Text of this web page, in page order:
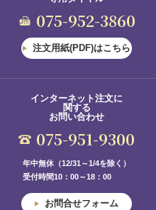
075-952-3860
注文用紙(PDF)はこちら
インターネット注文に
関する
お問い合わせ
075-951-9300
年中無休（12/31～1/4を除く）
受付時間10：00～18：00
お問合せフォーム